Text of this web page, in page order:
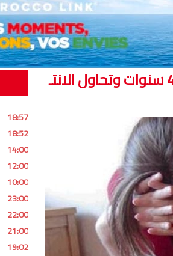
أصيلة : صـ ـــادم.. حارسة عامة تنهـ ـــي حياة ابنتها ذات 4 سنوات وتحاول الانتـ
18:57
18:52
14:00
12:00
10:00
23:00
22:00
21:00
19:02